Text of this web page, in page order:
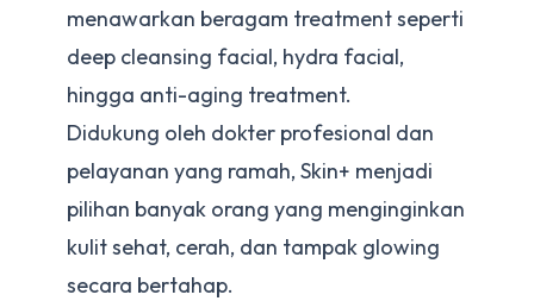
menawarkan beragam treatment seperti
deep cleansing facial, hydra facial,
hingga anti-aging treatment.
Didukung oleh dokter profesional dan
pelayanan yang ramah, Skin+ menjadi
pilihan banyak orang yang menginginkan
kulit sehat, cerah, dan tampak glowing
secara bertahap.